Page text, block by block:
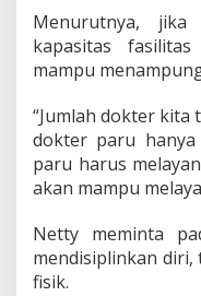
Menurutnya,
kapasitas
mampu
“Jumlah dokter kita
dokter paru
paru harus
akan mampu
Netty meminta
mendisiplinkan
fisik.